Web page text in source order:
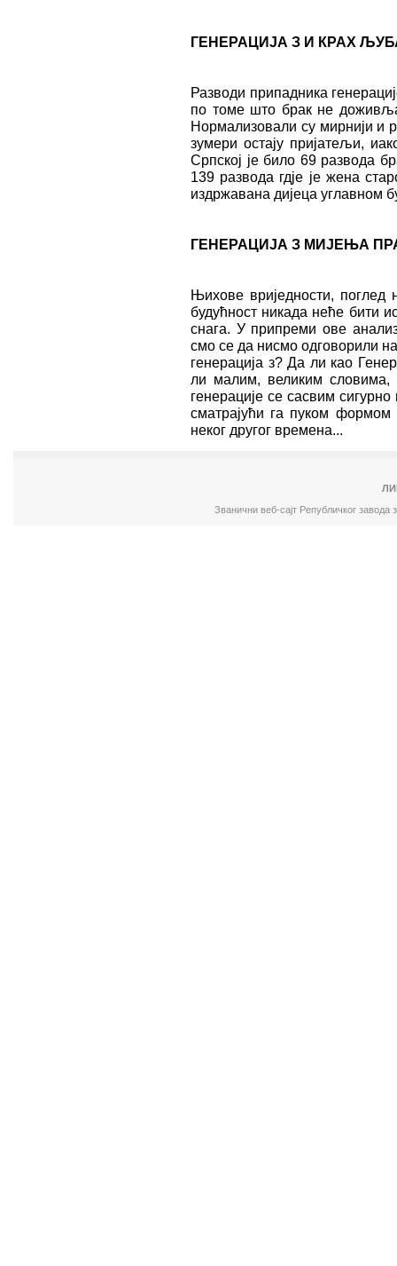
ГЕНЕРАЦИЈА З И КРАХ
Разводи припадника
по томе што брак не
Нормализовали су мирнији и
зумери остају пријатељи,
Српској је било 69 развода
139 развода гдје је жена
издржавана дијеца углавном
ГЕНЕРАЦИЈА З МИЈЕЊА
Њихове вриједности, поглед
будућност никада неће бити
снага. У припреми ове
смо се да нисмо одговорили
генерација з? Да ли као
ли малим, великим
генерације се сасвим
сматрајући га пуком
неког другог времена...
Званични веб-сајт Републичког